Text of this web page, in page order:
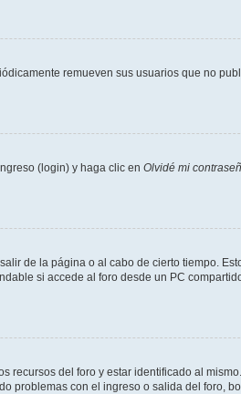
remueven sus usuarios que no
(login) y haga clic en Olvidé mi
de la página o al cabo de cierto tiempo.
si accede al foro desde un PC
recursos del foro y estar identificado al
con el ingreso o salida del foro,